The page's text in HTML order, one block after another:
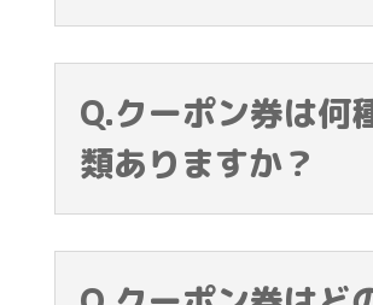
Q.クーポン券は何
類ありますか？